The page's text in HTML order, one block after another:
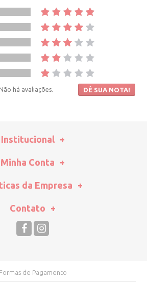
Não há avaliações. DÊ SUA NOTA!
Institucional
Minha Conta
da Empresa
Contato
Formas de Pagamento